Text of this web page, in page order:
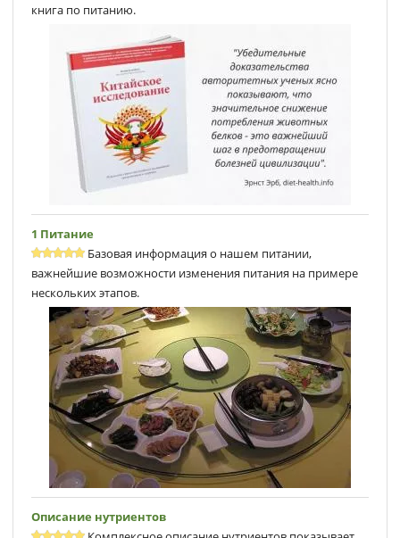
книга по питанию.
1 Питание
Базовая информация о нашем питании,
важнейшие возможности изменения питания на примере
нескольких этапов.
Описание нутриентов